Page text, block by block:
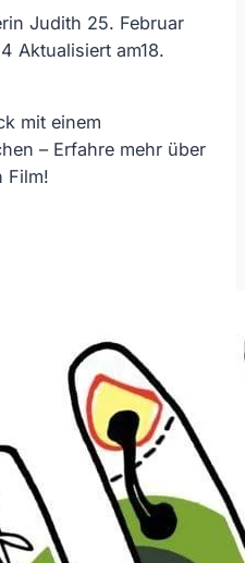
Judith 25. Februar
Aktualisiert am18.
mit einem
– Erfahre mehr über
Film!